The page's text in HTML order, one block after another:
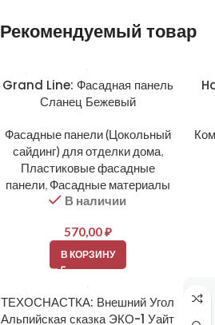
Рекомендуемый товар
Grand Line: Фасадная панель
Сланец Бежевый
Фасадные панели (Цокольный
сайдинг) для отделки дома,
Пластиковые фасадные
панели, Фасадные материалы
В наличии
570,00₽
В КОРЗИНУ
ТЕХОСНАСТКА: Внешний Угол
Альпийская сказка ЭКО-1 Уайт